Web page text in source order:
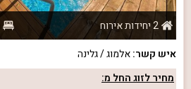
2 יחידות אירוח
איש קשר:אלמוג / גלינה
מחיר לזוג החל מ: